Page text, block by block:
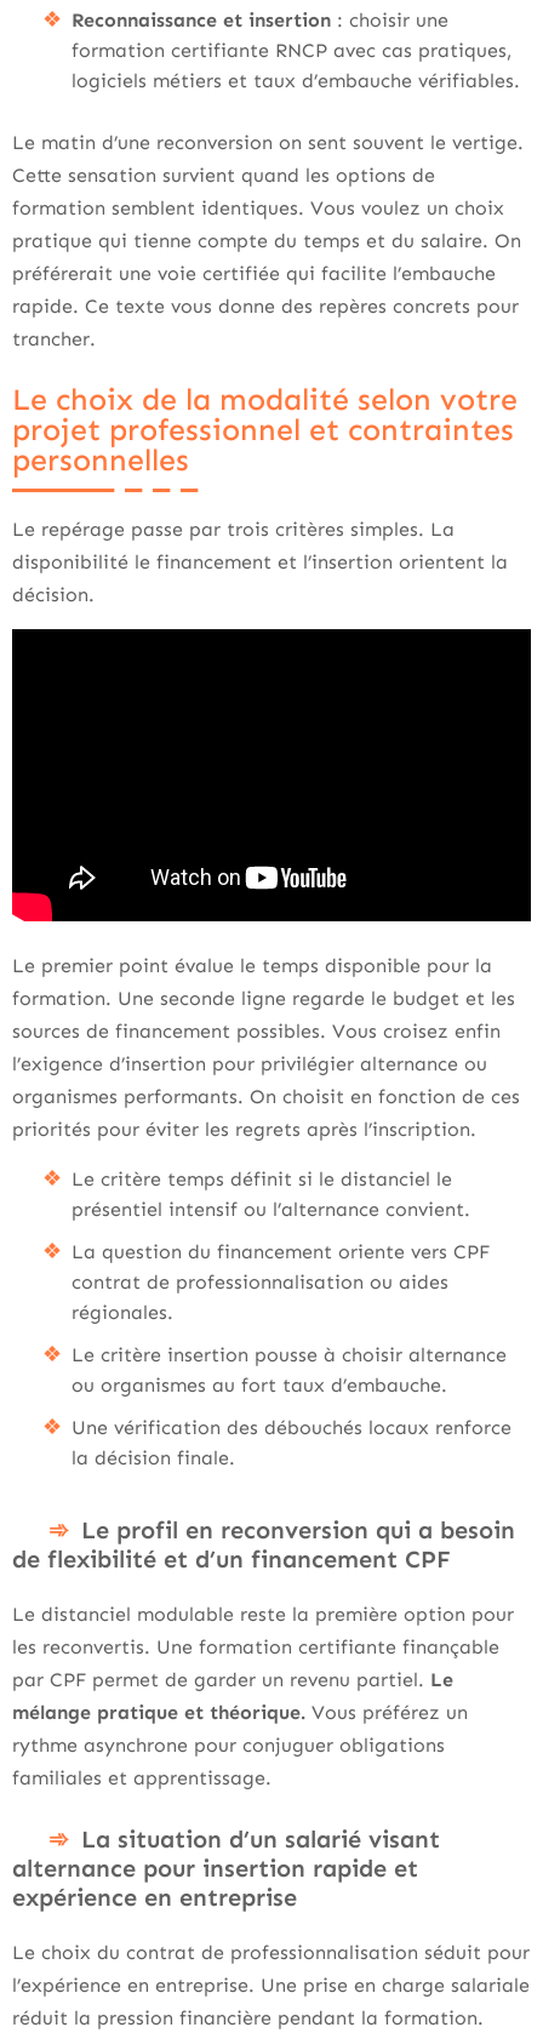
Reconnaissance et insertion : choisir une
formation certifiante RNCP avec cas pratiques,
logiciels métiers et taux d’embauche vérifiables.
Le matin d’une reconversion on sent souvent le vertige.
Cette sensation survient quand les options de
formation semblent identiques. Vous voulez un choix
pratique qui tienne compte du temps et du salaire. On
préférerait une voie certifiée qui facilite l’embauche
rapide. Ce texte vous donne des repères concrets pour
trancher.
Le choix de la modalité selon votre
projet professionnel et contraintes
personnelles
Le repérage passe par trois critères simples. La
disponibilité le financement et l’insertion orientent la
décision.
Le premier point évalue le temps disponible pour la
formation. Une seconde ligne regarde le budget et les
sources de financement possibles. Vous croisez enfin
l’exigence d’insertion pour privilégier alternance ou
organismes performants. On choisit en fonction de ces
priorités pour éviter les regrets après l’inscription.
Le critère temps définit si le distanciel le
présentiel intensif ou l’alternance convient.
La question du financement oriente vers CPF
contrat de professionnalisation ou aides
régionales.
Le critère insertion pousse à choisir alternance
ou organismes au fort taux d’embauche.
Une vérification des débouchés locaux renforce
la décision finale.
Le profil en reconversion qui a besoin
de flexibilité et d’un financement CPF
Le distanciel modulable reste la première option pour
les reconvertis. Une formation certifiante finançable
par CPF permet de garder un revenu partiel. Le
mélange pratique et théorique. Vous préférez un
rythme asynchrone pour conjuguer obligations
familiales et apprentissage.
La situation d’un salarié visant
alternance pour insertion rapide et
expérience en entreprise
Le choix du contrat de professionnalisation séduit pour
l’expérience en entreprise. Une prise en charge salariale
réduit la pression financière pendant la formation.